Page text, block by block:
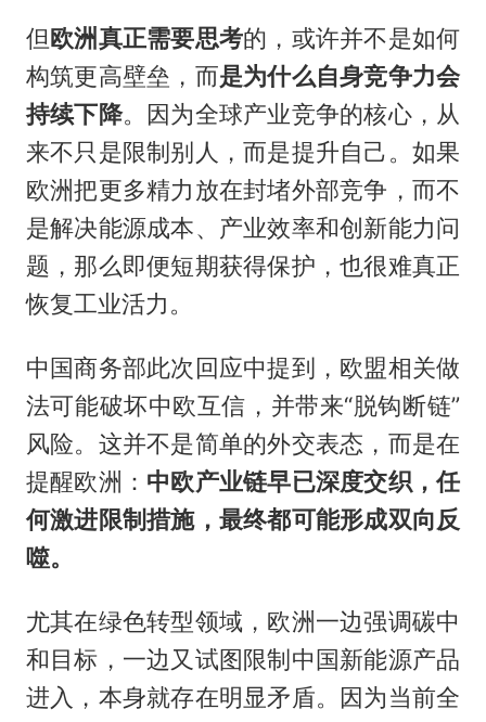
但欧洲真正需要思考的，或许并不是如何
构筑更高壁垒，而是为什么自身竞争力会
持续下降。因为全球产业竞争的核心，从
来不只是限制别人，而是提升自己。如果
欧洲把更多精力放在封堵外部竞争，而不
是解决能源成本、产业效率和创新能力问
题，那么即便短期获得保护，也很难真正
恢复工业活力。
中国商务部此次回应中提到，欧盟相关做
法可能破坏中欧互信，并带来“脱钩断链”
风险。这并不是简单的外交表态，而是在
提醒欧洲： 中欧产业链早已深度交织，任
何激进限制措施，最终都可能形成双向反
噬。
尤其在绿色转型领域，欧洲一边强调碳中
和目标，一边又试图限制中国新能源产品
进入，本身就存在明显矛盾。因为当前全